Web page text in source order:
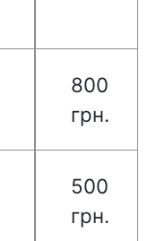
800
грн.
500
грн.